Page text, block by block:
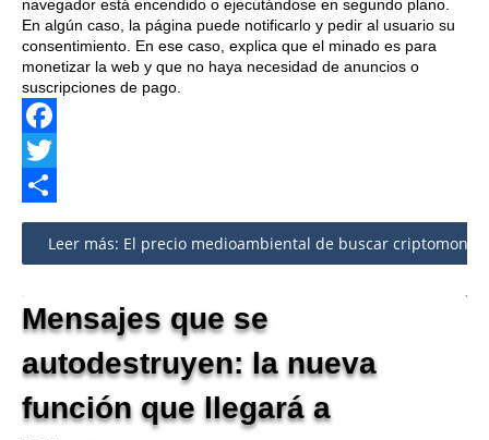
navegador está encendido o ejecutándose en segundo plano.
En algún caso, la página puede notificarlo y pedir al usuario su
consentimiento. En ese caso, explica que el minado es para
monetizar la web y que no haya necesidad de anuncios o
suscripciones de pago.
Facebook
Twitter
Share
Leer más: El precio medioambiental de buscar
Mensajes que se
autodestruyen: la nueva
función que llegará a